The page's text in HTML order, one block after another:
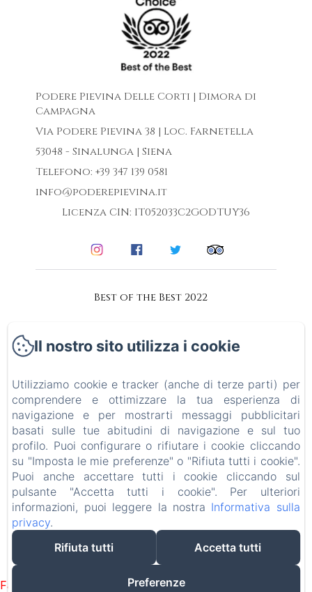
Podere Pievina Delle Corti | Dimora di
Campagna
Via Podere Pievina 38 | Loc. Farnetella
53048 - Sinalunga | Siena
Telefono: +39 347 139 0581
info@poderepievina.it
Licenza CIN: IT052033C2GODTUY36
Best of the Best 2022
Informativa Privacy
Note legali
Informazioni sui cookie
EN IT
Funziona con Amenitiz
Failed to load BookingEngine/index: Loading chunk 93
Il nostro sito utilizza i cookie
Utilizziamo cookie e tracker (anche di terze parti) per
comprendere e ottimizzare la tua esperienza di
navigazione e per mostrarti messaggi pubblicitari
basati sulle tue abitudini di navigazione e sul tuo
profilo. Puoi configurare o rifiutare i cookie cliccando
su "Imposta le mie preferenze" o "Rifiuta tutti i cookie".
Puoi anche accettare tutti i cookie cliccando sul
pulsante "Accetta tutti i cookie". Per ulteriori
informazioni, puoi leggere la nostra Informativa sulla
privacy.
Rifiuta tutti
Accetta tutti
Preferenze